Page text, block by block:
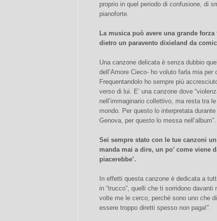
proprio in quel periodo di confusione, di
pianoforte.
La musica può avere una grande
dietro un paravento dixieland da
Una canzone delicata è senza dubbio
dell’Amore Cieco- ho voluto farla mia
Frequentandolo ho sempre più
verso di lui. E’ una canzone dove
nell’immaginario collettivo, ma resta tra
mondo. Per questo lo interpretata
Genova, per questo lo messa nell’album”.
Sei sempre stato con le tue canzoni
manda mai a dire, un po’ come viene
piacerebbe’.
In effetti questa canzone è dedicata a
in “trucco”, quelli che ti sorridono
volte me le cerco, perché sono uno che
essere troppo diretti spesso non paga!”.